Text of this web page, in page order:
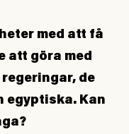
med att få
att göra med
de
egyptiska. Kan